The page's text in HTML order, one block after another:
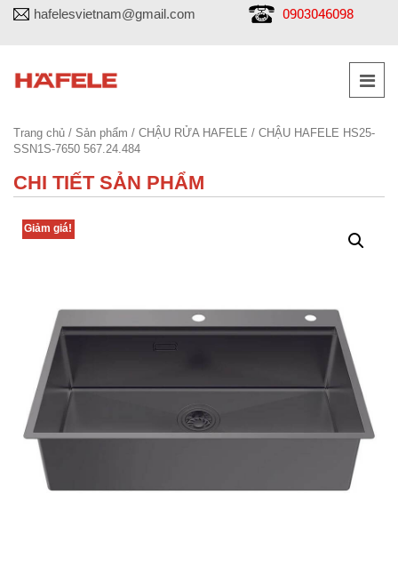
hafelesvietnam@gmail.com 0903046098
Trang chủ / Sản phẩm / CHẬU RỬA HAFELE / CHẬU HAFELE HS25-
SSN1S-7650 567.24.484
CHI TIẾT SẢN PHẨM
Giảm giá!